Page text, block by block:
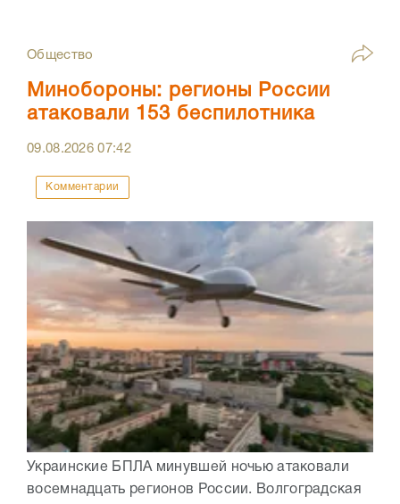
Общество
Минобороны: регионы России
атаковали 153 беспилотника
09.08.202607:42
Комментарии
Украинские БПЛА минувшей ночью атаковали
восемнадцать регионов России. Волгоградская